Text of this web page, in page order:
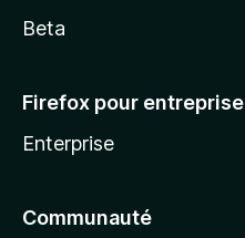
Beta
Firefox pour entreprise
Enterprise
Communauté